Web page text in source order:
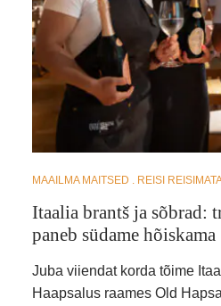
MAAILMA MAITSED REISI
Itaalia brantš ja sõbrad:
paneb südame hõiskama
Juba viiendat korda tõime
Haapsalus raames Old